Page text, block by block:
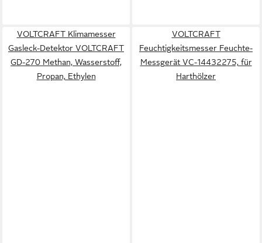
VOLTCRAFT Klimamesser
Gasleck-Detektor VOLTCRAFT
GD-270 Methan, Wasserstoff,
Propan, Ethylen
VOLTCRAFT
Feuchtigkeitsmesser Feuchte-
Messgerät VC-14432275, für
Harthölzer